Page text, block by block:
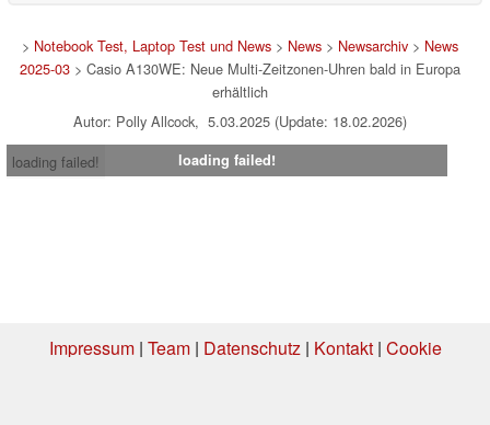
> Notebook Test, Laptop Test und News> News> Newsarchiv> News
2025-03> Casio A130WE: Neue Multi-Zeitzonen-Uhren bald in Europa
erhältlich
Autor: Polly Allcock, 5.03.2025 (Update: 18.02.2026)
loading failed!
loading failed!
Impressum| Team| Datenschutz| Kontakt| Cookie